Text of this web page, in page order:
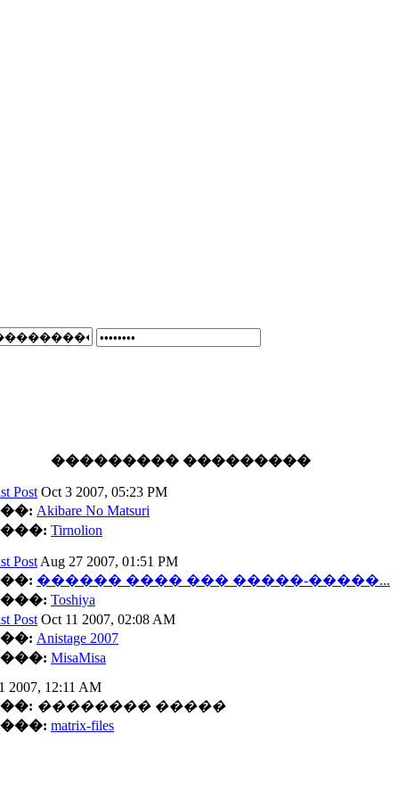
��������� ���������
Oct 3 2007, 05:23 PM
Akibare No Matsuri
Tirnolion
Aug 27 2007, 01:51 PM
������ ���� ��� �����-�����...
Toshiya
Oct 11 2007, 02:08 AM
Anistage 2007
MisaMisa
2007, 12:11 AM
�������� �����
matrix-files